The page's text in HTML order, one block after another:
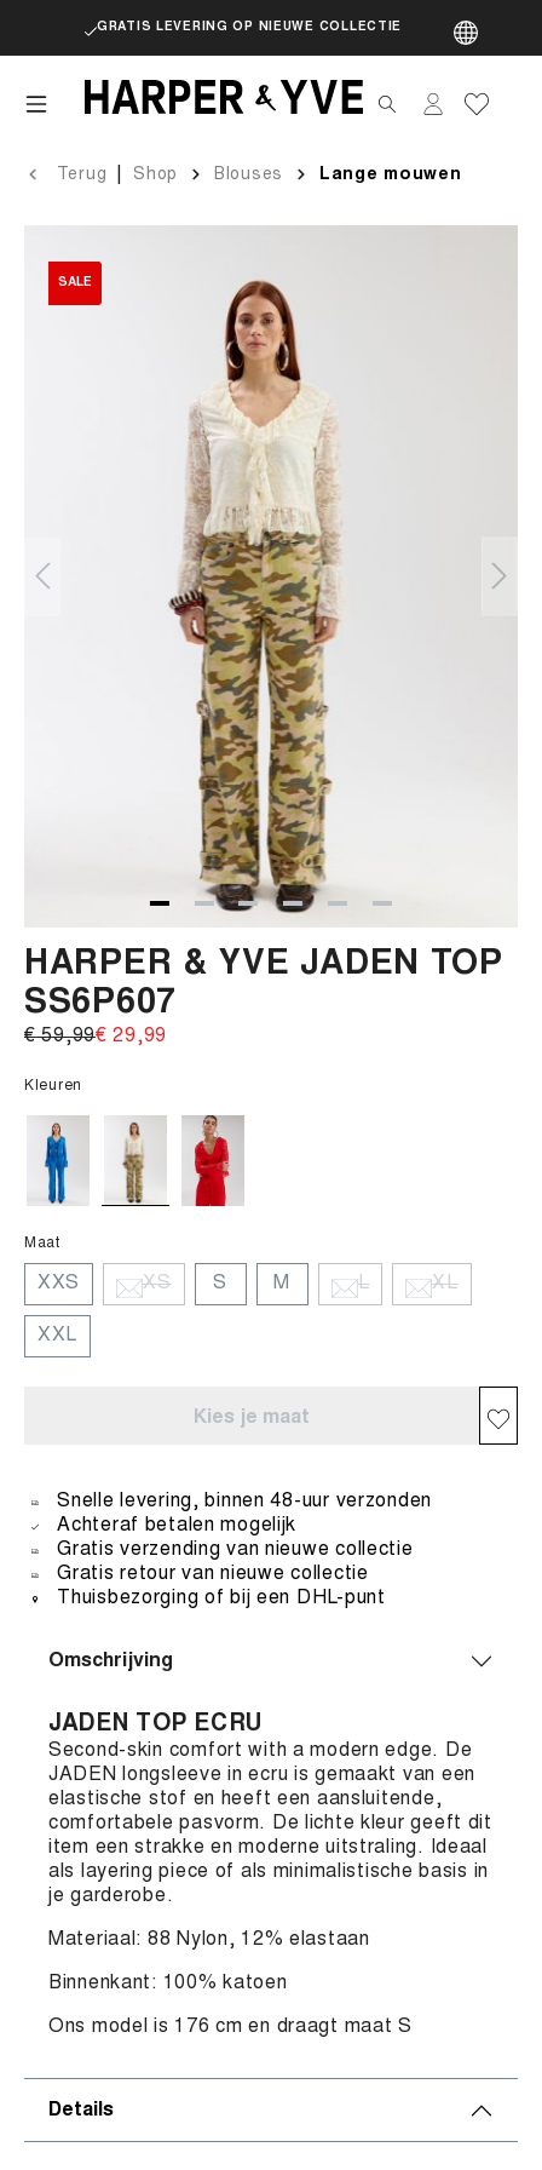
GRATIS LEVERING OP NIEUWE COLLECTIE
Terug Shop Blouses Lange mouwen
SALE
HARPER & YVE JADEN TOP
SS6P607
€ 59,99‌€ 29,99‌
Kleuren
Maat
XXS XS S M L XL
XXL
Kies je maat
Snelle levering, binnen 48-uur verzonden
Achteraf betalen mogelijk
Gratis verzending van nieuwe collectie
Gratis retour van nieuwe collectie
Thuisbezorging of bij een DHL-punt
Omschrijving
JADEN TOP ECRU
Second-skin comfort with a modern edge. De
JADEN longsleeve in ecru is gemaakt van een
elastische stof en heeft een aansluitende,
comfortabele pasvorm. De lichte kleur geeft dit
item een strakke en moderne uitstraling. Ideaal
als layering piece of als minimalistische basis in
je garderobe.
Materiaal: 88 Nylon, 12% elastaan
Binnenkant: 100% katoen
Ons model is 176 cm en draagt maat S
Details